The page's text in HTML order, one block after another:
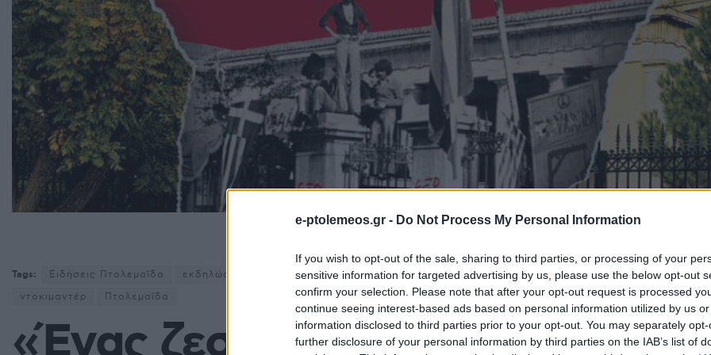
e-ptolemeos.gr - Do Not Process My Personal Information
If you wish to opt-out of the sale, sharing to third parties, or processing of your
sensitive information for targeted advertising by us, please use the below opt-out
confirm your selection. Please note that after your opt-out request is processed
continue seeing interest-based ads based on personal information utilized by us
information disclosed to third parties prior to your opt-out. You may separately
further disclosure of your personal information by third parties on the IAB’s list of
«Ένας ζεστός Νοέμβρης»: Προβολή ντοκιμαντέρ της ΚΝΕ και ΚΚΕ Εορδαίας με αφορμή την επέτειο
Tags: Ειδήσεις Πτολεμαΐδα εκδηλώσεις μνήμης εκδήλωση επέτειος Πολυτεχνείου ΚΚΕ ΚΝΕ
Νέα Πτολεμαΐδα
ντοκιμαντέρ
Πτολεμαΐδα